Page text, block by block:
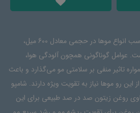
شامپو حاوی عصاره زیتون مناسب انواع موها در حجمی معادل 600 میل،
عوامل گوناگونی همچون آلودگی هوا،
تاثیر منفی بر سلامتی مو می‌گذارد و باعث
رو موها نیاز به تقویت ویژه دارند. شامپو
روغن زیتون صد در صد طبیعی برای این